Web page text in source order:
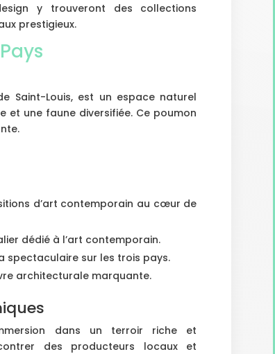
y trouveront des collections
prestigieux.
Saint-Louis, est un espace naturel
une faune diversifiée. Ce poumon
d’art contemporain au cœur de
dédié à l’art contemporain.
spectaculaire sur les trois pays.
architecturale marquante.
dans un terroir riche et
des producteurs locaux et